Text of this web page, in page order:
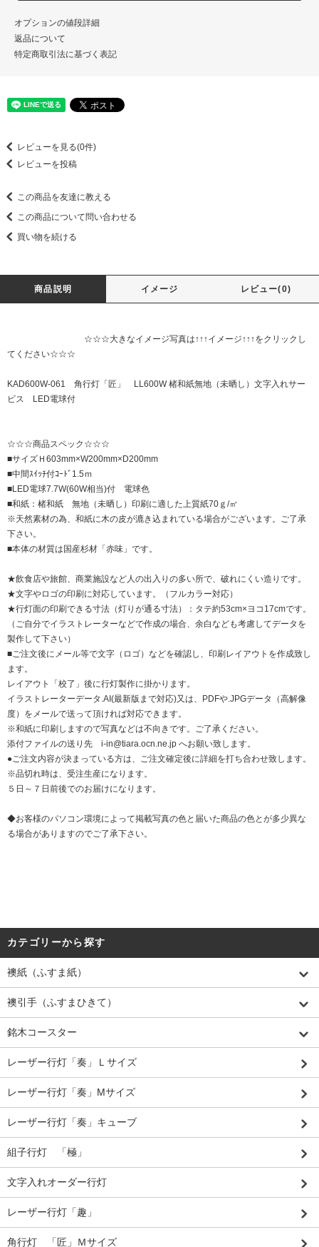
オプションの値段詳細
返品について
特定商取引法に基づく表記
レビューを見る(0件)
レビューを投稿
この商品を友達に教える
この商品について問い合わせる
買い物を続ける
商品説明 イメージ レビュー(0)
☆☆☆大きなイメージ写真は↑↑↑イメージ↑↑↑をクリックし
てください☆☆☆
KAD600W-061 角行灯「匠」 LL600W 楮和紙無地（未晒し）文字入れサー
ビス LED電球付
☆☆☆商品スペック☆☆☆
■サイズＨ603mm×W200mm×D200mm
■中間ｽｲｯﾁ付ｺｰﾄﾞ1.5ｍ
■LED電球7.7W(60W相当)付 電球色
■和紙：楮和紙 無地（未晒し）印刷に適した上質紙70ｇ/㎡
※天然素材の為、和紙に木の皮が漉き込まれている場合がございます。ご了承
下さい。
■本体の材質は国産杉材「赤味」です。
★飲食店や旅館、商業施設など人の出入りの多い所で、破れにくい造りです。
★文字やロゴの印刷に対応しています。（フルカラー対応）
★行灯面の印刷できる寸法（灯りが通る寸法）：タテ約53cm×ヨコ17cmです。
（ご自分でイラストレーターなどで作成の場合、余白なども考慮してデータを
製作して下さい）
■ご注文後にメール等で文字（ロゴ）などを確認し、印刷レイアウトを作成致し
ます。
レイアウト「校了」後に行灯製作に掛かります。
イラストレーターデータ.AI(最新版まで対応)又は、PDFや.JPGデータ（高解像
度）をメールで送って頂ければ対応できます。
※和紙に印刷しますので写真などは不向きです。ご了承ください。
添付ファイルの送り先 i-in@tiara.ocn.ne.jp へお願い致します。
●ご注文内容が決まっている方は、ご注文確定後に詳細を打ち合わせ致します。
※品切れ時は、受注生産になります。
５日～７日前後でのお届けになります。
◆お客様のパソコン環境によって掲載写真の色と届いた商品の色とが多少異な
る場合がありますのでご了承下さい。
カテゴリーから探す
襖紙（ふすま紙）
襖引手（ふすまひきて）
銘木コースター
レーザー行灯「奏」Ｌサイズ
レーザー行灯「奏」Mサイズ
レーザー行灯「奏」キューブ
組子行灯 「極」
文字入れオーダー行灯
レーザー行灯「趣」
角行灯 「匠」Ｍサイズ